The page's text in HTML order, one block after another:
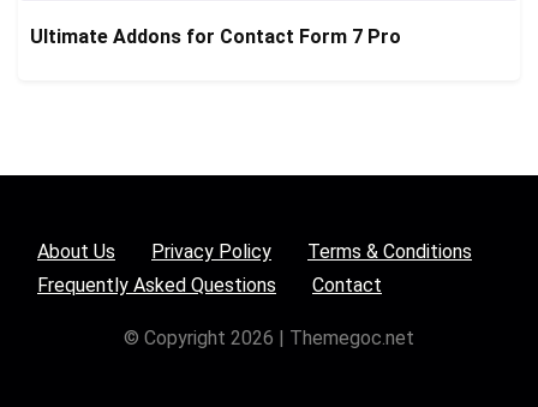
Ultimate Addons for Contact Form 7 Pro
About Us Privacy Policy
Terms & Conditions
Frequently Asked Questions
Contact
© Copyright 2026 | Themegoc.net